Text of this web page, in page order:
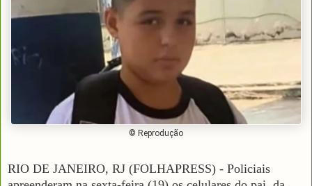
© Reprodução
RIO DE JANEIRO, RJ (FOLHAPRESS) - Policiais